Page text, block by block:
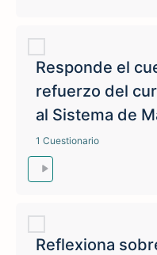
Responde el
refuerzo del
al Sistema de
1 Cuestionario
Reflexiona